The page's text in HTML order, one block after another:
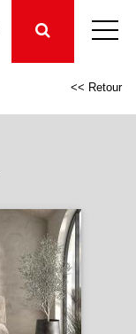
<< Retour